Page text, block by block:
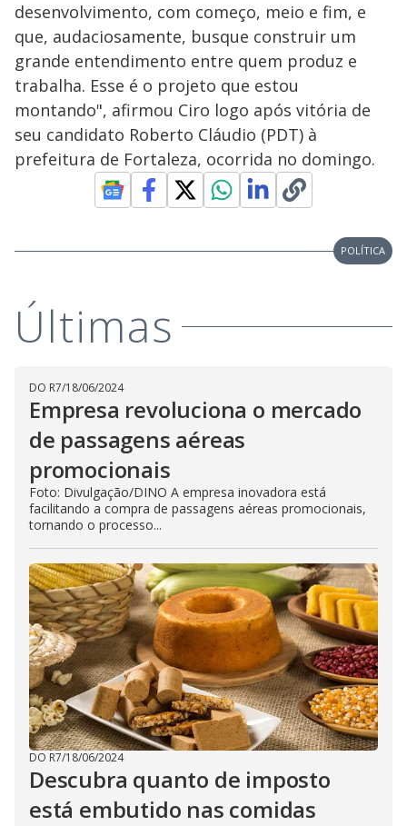
desenvolvimento, com começo, meio e fim, e
que, audaciosamente, busque construir um
grande entendimento entre quem produz e
trabalha. Esse é o projeto que estou
montando", afirmou Ciro logo após vitória de
seu candidato Roberto Cláudio (PDT) à
prefeitura de Fortaleza, ocorrida no domingo.
POLÍTICA
Últimas
DO R7/18/06/2024
Empresa revoluciona o mercado
de passagens aéreas
promocionais
Foto: Divulgação/DINO A empresa inovadora está
facilitando a compra de passagens aéreas promocionais,
tornando o processo...
DO R7/18/06/2024
Descubra quanto de imposto
está embutido nas comidas